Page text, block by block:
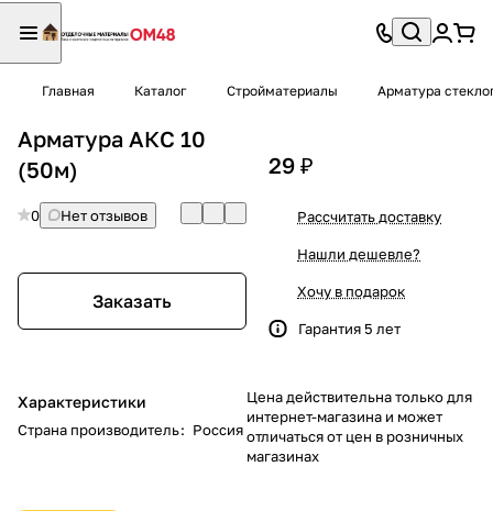
Главная Каталог Стройматериалы Арматура
Арматура АКС 10
(50м)
0 Нет отзывов
Заказать
Характеристики
Страна производитель: Россия
29 ₽
Рассчитать доставку
Нашли дешевле?
Хочу в подарок
Гарантия 5 лет
Цена действительна только для
интернет-магазина и может
отличаться от цен в розничных
магазинах